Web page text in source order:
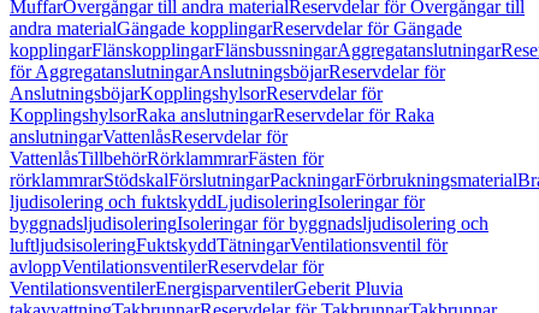
MuffarÖvergångar till andra materialReservdelar för Övergångar till
andra materialGängade kopplingarReservdelar för Gängade
kopplingarFlänskopplingarFlänsbussningarAggregatanslutningar
för AggregatanslutningarAnslutningsböjarReservdelar för
AnslutningsböjarKopplingshylsorReservdelar för
KopplingshylsorRaka anslutningarReservdelar för Raka
anslutningarVattenlåsReservdelar för
VattenlåsTillbehörRörklammrarFästen för
rörklammrarStödskalFörslutningarPackningarFörbrukningsmaterial
ljudisolering och fuktskyddLjudisoleringIsoleringar för
byggnadsljudisoleringIsoleringar för byggnadsljudisolering och
luftljudsisoleringFuktskyddTätningarVentilationsventil för
avloppVentilationsventilerReservdelar för
VentilationsventilerEnergisparventilerGeberit Pluvia